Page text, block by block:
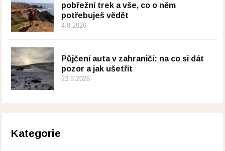
pobřežní trek a vše, co o něm
potřebuješ vědět
4.8.2026
Půjčení auta v zahraničí: na co si dát
pozor a jak ušetřit
23.6.2026
Kategorie